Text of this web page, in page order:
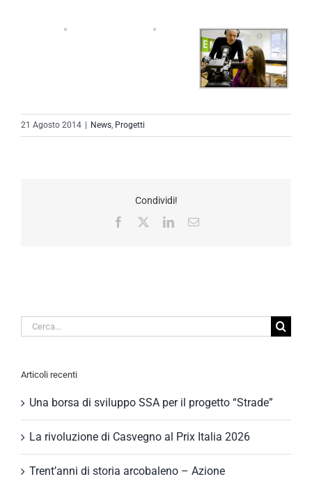
21 Agosto 2014 News, Progetti
Condividi!
Facebook
LinkedInEmail
Cerca
Articoli recenti
Una borsa di sviluppo SSA per il progetto “Strade”
La rivoluzione di Casvegno al Prix Italia 2026
Trent’anni di storia arcobaleno – Azione